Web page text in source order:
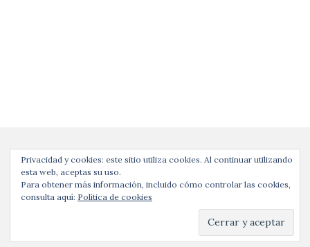
Copyright © | evaevuxxy
Privacidad y cookies: este sitio utiliza cookies. Al continuar utilizando
esta web, aceptas su uso.
Para obtener más información, incluido cómo controlar las cookies,
consulta aquí: Política de cookies